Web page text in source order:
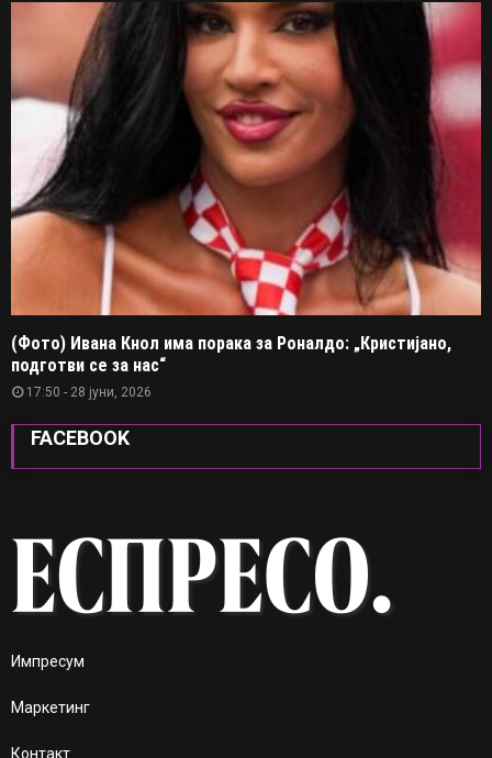
(Фото) Ивана Кнол има порака за Роналдо: „Кристијано,
подготви се за нас“
17:50 - 28 јуни, 2026
FACEBOOK
Импресум
Маркетинг
Контакт